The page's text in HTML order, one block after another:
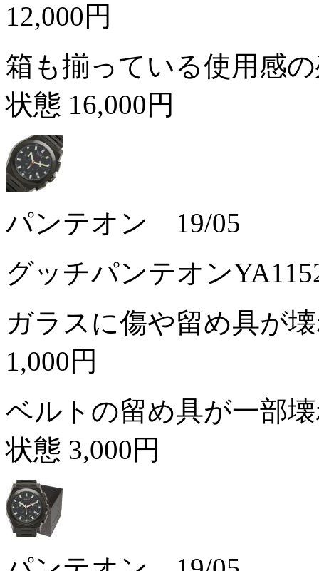
12,000円
箱も揃っている使用感
状態 16,000円
パンテオン 19/05
グッチパンテオン
ガラスに傷や留め具が
1,000円
ベルトの留め具が一部
状態 3,000円